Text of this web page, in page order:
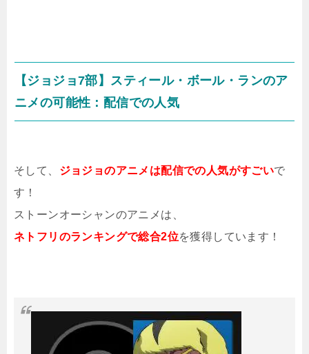
【ジョジョ7部】スティール・ボール・ランのア
ニメの可能性：配信での人気
そして、 ジョジョのアニメは配信での人気がすごいで
す！
ストーンオーシャンのアニメは、
ネトフリのランキングで総合2位を獲得しています！